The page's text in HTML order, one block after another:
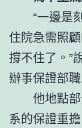
“一邊是
住院急需照
撐不住了。”
辦事保證部
他地點
系的保證重